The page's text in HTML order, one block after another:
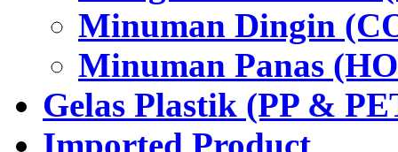
Minuman Dingin
Minuman Panas
Gelas Plastik (PP &